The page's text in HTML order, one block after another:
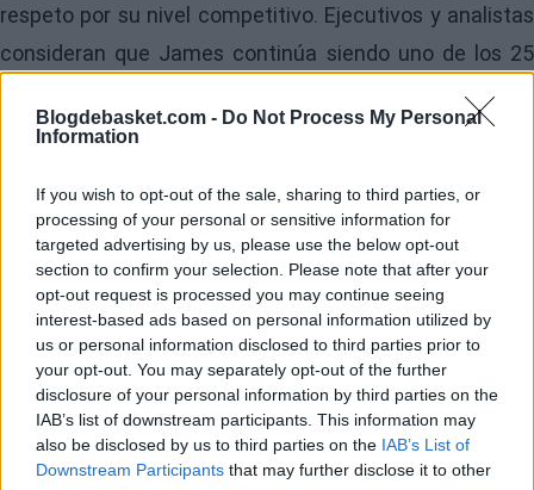
Blogdebasket.com - Do Not Process My Personal
Information
If you wish to opt-out of the sale, sharing to third parties, or
processing of your personal or sensitive information for
targeted advertising by us, please use the below opt-out
section to confirm your selection. Please note that after your
opt-out request is processed you may continue seeing
interest-based ads based on personal information utilized by
us or personal information disclosed to third parties prior to
your opt-out. You may separately opt-out of the further
disclosure of your personal information by third parties on the
IAB’s list of downstream participants. This information may
also be disclosed by us to third parties on the IAB’s List of
Downstream Participants that may further disclose it to other
respeto por su nivel competitivo. Ejecutivos y analistas
consideran que James continúa siendo uno de los 25
mejores jugadores de la NBA cuando está físicamente
al cien por ciento. La temporada pasada volvió a ser All-
los Lakers obtuvieran ventaja de local en playoffs.
Image
Las ventajas para los
Lakers
Para los Lakers, renovarlo parece tanto una decisión